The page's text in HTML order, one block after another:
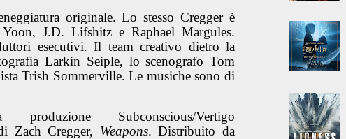
originale. Lo stesso Cregger è
J.D. Lifshitz e Raphael Margules.
esecutivi. Il team creativo dietro la
Larkin Seiple, lo scenografo Tom
Trish Sommerville. Le musiche sono di
Subconscious/Vertigo
Zach Cregger, Weapons. Distribuito da